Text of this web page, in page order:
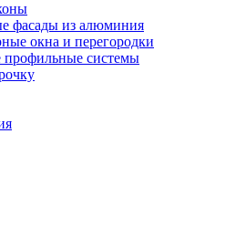
фасады из алюминия
окна и перегородки
системы